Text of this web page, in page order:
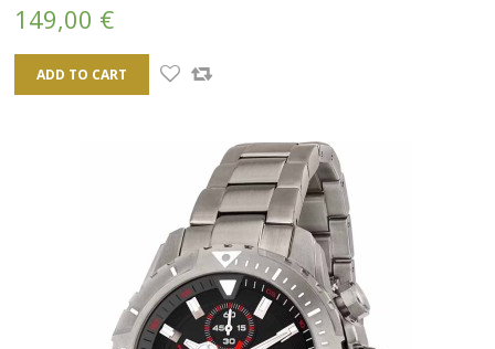
149,00 €
ADD TO CART